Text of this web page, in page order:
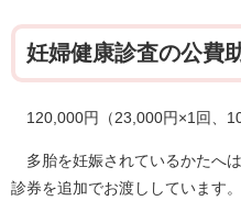
妊婦健康診査の公費
120,000円（23,000円×1回、
多胎を妊娠されているかたへ
診券を追加でお渡ししています。